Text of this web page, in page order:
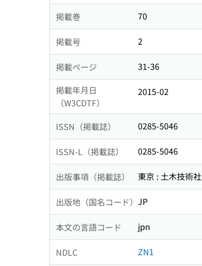
掲載巻 70
掲載号 2
掲載ページ
31-36
掲載年月日
（W3CDTF）
2015-02
ISSN（掲載誌） 0285-5046
ISSN-L（掲載誌） 0285-5046
出版事項（掲載誌） 東京 : 土木技術社
出版地（国名コード） JP
本文の言語コード jpn
NDLC ZN1